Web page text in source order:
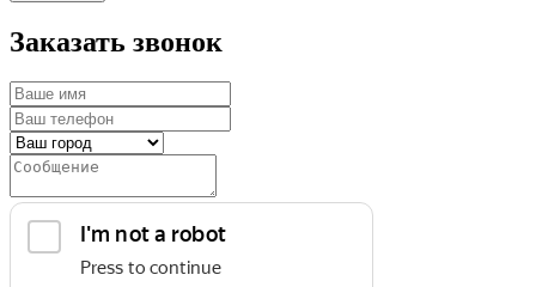
Заказать звонок